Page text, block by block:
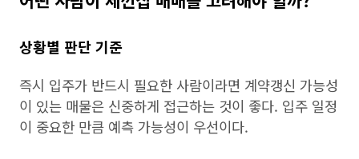
상황별 판단 기준
즉시 입주가 반드시 필요한 사람이라면 계약갱신 가능성
이 있는 매물은 신중하게 접근하는 것이 좋다. 입주 일정
이 중요한 만큼 예측 가능성이 우선이다.